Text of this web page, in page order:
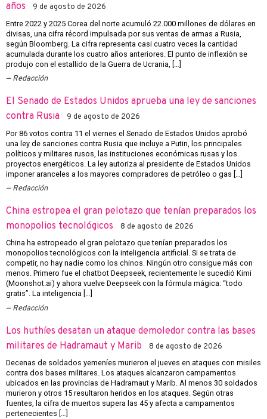
años
9 de agosto de 2026
Entre 2022 y 2025 Corea del norte acumuló 22.000 millones de dólares en
divisas, una cifra récord impulsada por sus ventas de armas a Rusia,
según Bloomberg. La cifra representa casi cuatro veces la cantidad
acumulada durante los cuatro años anteriores. El punto de inflexión se
produjo con el estallido de la Guerra de Ucrania, […]
Redacción
El Senado de Estados Unidos aprueba una ley de sanciones
contra Rusia
9 de agosto de 2026
Por 86 votos contra 11 el viernes el Senado de Estados Unidos aprobó
una ley de sanciones contra Rusia que incluye a Putin, los principales
políticos y militares rusos, las instituciones económicas rusas y los
proyectos energéticos. La ley autoriza al presidente de Estados Unidos
imponer aranceles a los mayores compradores de petróleo o gas […]
Redacción
China estropea el gran pelotazo que tenían preparados los
monopolios tecnológicos
8 de agosto de 2026
China ha estropeado el gran pelotazo que tenían preparados los
monopolios tecnológicos con la inteligencia artificial. Si se trata de
competir, no hay nadie como los chinos. Ningún otro consigue más con
menos. Primero fue el chatbot Deepseek, recientemente le sucedió Kimi
(Moonshot.ai) y ahora vuelve Deepseek con la fórmula mágica: “todo
gratis”. La inteligencia […]
Redacción
Los huthíes desatan un ataque demoledor contra las bases
militares de Hadramaut y Marib
8 de agosto de 2026
Decenas de soldados yemeníes murieron el jueves en ataques con misiles
contra dos bases militares. Los ataques alcanzaron campamentos
ubicados en las provincias de Hadramaut y Marib. Al menos 30 soldados
murieron y otros 15 resultaron heridos en los ataques. Según otras
fuentes, la cifra de muertos supera las 45 y afecta a campamentos
pertenecientes […]